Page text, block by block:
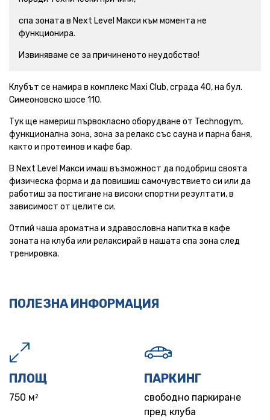
спа зоната в Next Level Макси към момента не
функционира.
Извиняваме се за причиненото неудобство!
Клубът се намира в комплекс Maxi Club, сграда 40, на бул.
Симеоновско шосе 110.
Тук ще намериш първокласно оборудване от Technogym,
функционална зона, зона за релакс със сауна и парна баня,
както и протеинов и кафе бар.
В Next Level Макси имаш възможност да подобриш своята
физическа форма и да повишиш самочувствието си или да
работиш за постигане на високи спортни резултати, в
зависимост от целите си.
Отпий чаша ароматна и здравословна напитка в кафе
зоната на клуба или релаксирай в нашата спа зона след
тренировка.
ПОЛЕЗНА ИНФОРМАЦИЯ
ПЛОЩ
750 м 2
ПАРКИНГ
свободно паркиране
пред клуба